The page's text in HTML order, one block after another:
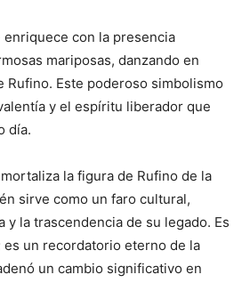
enriquece con la presencia
mariposas, danzando en
Rufino. Este poderoso simbolismo
y el espíritu liberador que
día.
la figura de Rufino de la
sirve como un faro cultural,
y la trascendencia de su legado. Es
es un recordatorio eterno de la
un cambio significativo en